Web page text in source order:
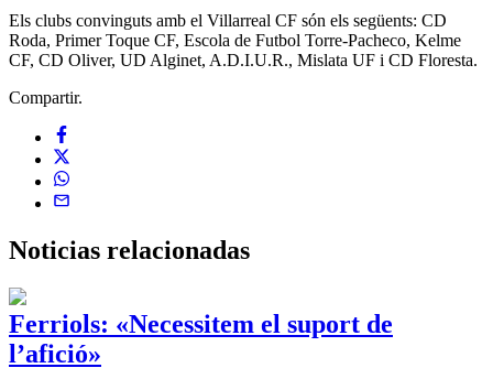
Els clubs convinguts amb el Villarreal CF són els següents: CD
Roda, Primer Toque CF, Escola de Futbol Torre-Pacheco, Kelme
CF, CD Oliver, UD Alginet, A.D.I.U.R., Mislata UF i CD Floresta.
Compartir.
Noticias relacionadas
Ferriols: «Necessitem el suport de
l’afició»